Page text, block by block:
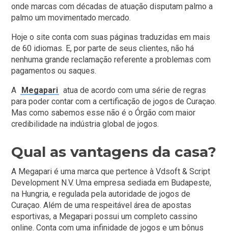
onde marcas com décadas de atuação disputam palmo a
palmo um movimentado mercado.
Hoje o site conta com suas páginas traduzidas em mais
de 60 idiomas. E, por parte de seus clientes, não há
nenhuma grande reclamação referente a problemas com
pagamentos ou saques.
A Megapari atua de acordo com uma série de regras
para poder contar com a certificação de jogos de Curaçao.
Mas como sabemos esse não é o Órgão com maior
credibilidade na indústria global de jogos.
Qual as vantagens da casa?
A Megapari é uma marca que pertence à Vdsoft & Script
Development N.V. Uma empresa sediada em Budapeste,
na Hungria, e regulada pela autoridade de jogos de
Curaçao. Além de uma respeitável área de apostas
esportivas, a Megapari possui um completo cassino
online. Conta com uma infinidade de jogos e um bônus